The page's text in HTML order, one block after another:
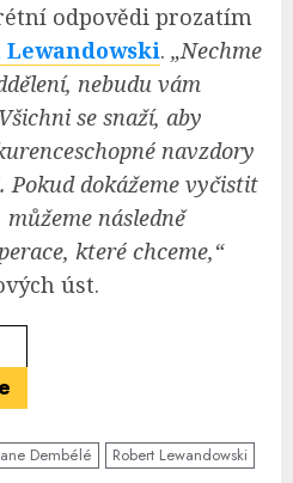
odpovědi prozatím
Lewandowski. „Nechme
nebudu vám
se snaží, aby
navzdory
Pokud dokážeme vyčistit
následně
které chceme,“
úst.
Dembélé Robert Lewandowski